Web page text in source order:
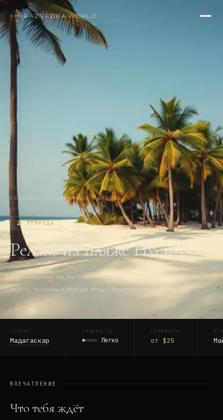
RAZVEDKA·WORLD
Главная Впечатления/Природа
🏖️ПРИРОДА
Релакс на пляже Нуси-Бе
Расслабление на частном пляже отеля Palm Beach: белый
песок, пальмы и тёплая вода Индийского океана.
СТРАНА
Мадагаскар
СЛОЖНОСТЬ
Легко
СТОИМОСТЬ
от $25
ВПЕЧАТЛЕНИЕ
Что тебя ждёт